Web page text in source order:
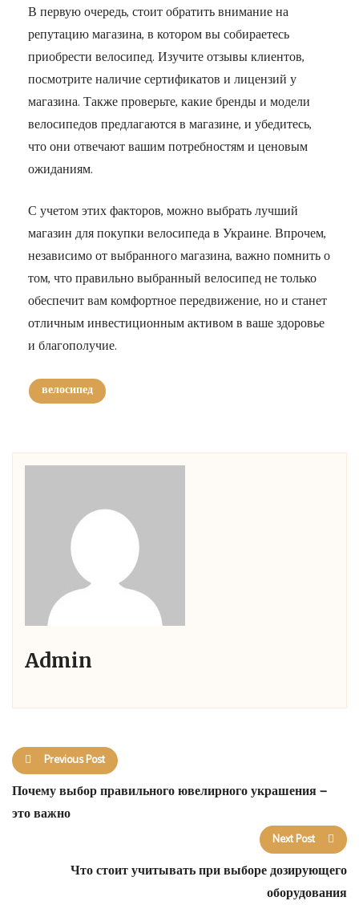
В первую очередь, стоит обратить внимание на
репутацию магазина, в котором вы собираетесь
приобрести велосипед. Изучите отзывы клиентов,
посмотрите наличие сертификатов и лицензий у
магазина. Также проверьте, какие бренды и модели
велосипедов предлагаются в магазине, и убедитесь,
что они отвечают вашим потребностям и ценовым
ожиданиям.
С учетом этих факторов, можно выбрать лучший
магазин для покупки велосипеда в Украине. Впрочем,
независимо от выбранного магазина, важно помнить о
том, что правильно выбранный велосипед не только
обеспечит вам комфортное передвижение, но и станет
отличным инвестиционным активом в ваше здоровье
и благополучие.
велосипед
Admin
Previous Post
Почему выбор правильного ювелирного украшения —
это важно
Next Post
Что стоит учитывать при выборе дозирующего
оборудования